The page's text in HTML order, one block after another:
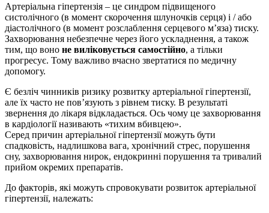
Артеріальна гіпертензія – це синдром підвищеного
систолічного (в момент скорочення шлуночків серця) і / або
діастолічного (в момент розслаблення серцевого м’яза) тиску.
Захворювання небезпечне через його ускладнення, а також
тим, що воно не виліковується самостійно, а тільки
прогресує. Тому важливо вчасно звертатися по медичну
допомогу.
Є безліч чинників ризику розвитку артеріальної гіпертензії,
але їх часто не пов’язують з рівнем тиску. В результаті
звернення до лікаря відкладається. Ось чому це захворювання
в кардіології називають «тихим вбивцею».
Серед причин артеріальної гіпертензії можуть бути
спадковість, надлишкова вага, хронічний стрес, порушення
сну, захворювання нирок, ендокринні порушення та тривалий
прийом окремих препаратів.
До факторів, які можуть спровокувати розвиток артеріальної
гіпертензії, належать: